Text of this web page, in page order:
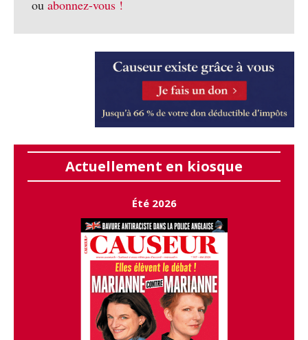
ou abonnez-vous !
Actuellement en kiosque
Été 2026